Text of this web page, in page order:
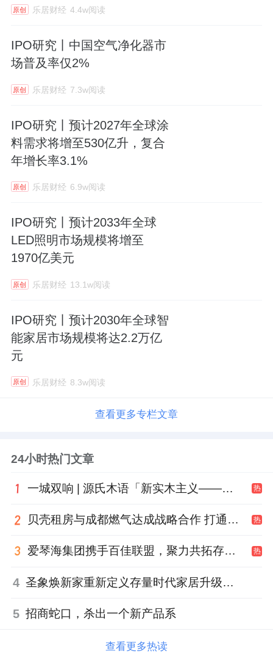
原创 乐居财经 4.4w阅读
IPO研究丨中国空气净化器市
场普及率仅2%
原创 乐居财经 7.3w阅读
IPO研究丨预计2027年全球涂
料需求将增至530亿升，复合
年增长率3.1%
原创 乐居财经 6.9w阅读
IPO研究丨预计2033年全球
LED照明市场规模将增至
1970亿美元
原创 乐居财经 13.1w阅读
IPO研究丨预计2030年全球智
能家居市场规模将达2.2万亿
元
原创 乐居财经 8.3w阅读
查看更多专栏文章
24小时热门文章
一城双响 | 源氏木语「新实木主义——黑标生活提案」发布会落地天津，黑标旗舰店盛大启幕 热
贝壳租房与成都燃气达成战略合作 打通安全巡检“最后一米” 热
爱琴海集团携手百佳联盟，聚力共拓存量商业新赛道 热
4 圣象焕新家重新定义存量时代家居升级逻辑，筑牢说换就换的底气！
5 招商蛇口，杀出一个新产品系
查看更多热读